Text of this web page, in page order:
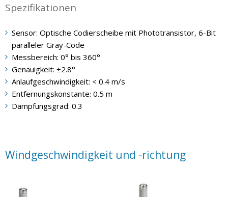
Spezifikationen
Sensor: Optische Codierscheibe mit Phototransistor, 6-Bit
paralleler Gray-Code
Messbereich: 0° bis 360°
Genauigkeit: ±2.8°
Anlaufgeschwindigkeit: < 0.4 m/s
Entfernungskonstante: 0.5 m
Dämpfungsgrad: 0.3
Windgeschwindigkeit und -richtung